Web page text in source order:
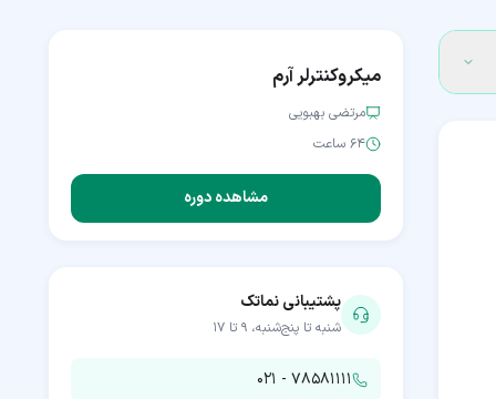
میکروکنترلر آرم
مرتضی بهبویی
۶۴ ساعت
مشاهده دوره
پشتیبانی نماتک
شنبه تا پنج‌شنبه، ۹ تا ۱۷
۰۲۱ - ۷۸۵۸۱۱۱۱